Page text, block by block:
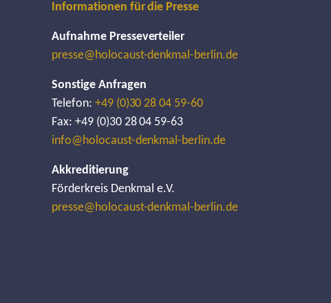
Informationen für die Presse
Aufnahme Presseverteiler
presse@holocaust-denkmal-berlin.de
Sonstige Anfragen
Telefon: +49 (0)30 28 04 59-60
Fax: +49 (0)30 28 04 59-63
info@holocaust-denkmal-berlin.de
Akkreditierung
Förderkreis Denkmal e.V.
presse@holocaust-denkmal-berlin.de